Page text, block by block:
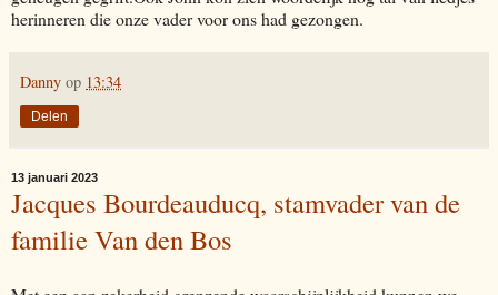
herinneren die onze vader voor ons had gezongen.
Danny op 13:34
Delen
13 januari 2023
Jacques Bourdeauducq, stamvader van de
familie Van den Bos